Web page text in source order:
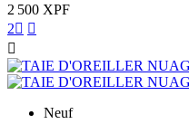
2 500 XPF
2 

Neuf